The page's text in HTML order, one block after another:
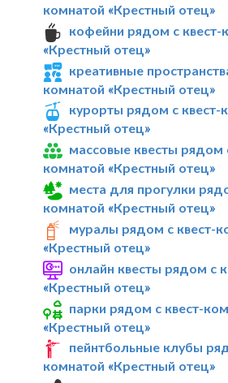
комнатой «Крестный отец»
кофейни рядом с квест-
«Крестный отец»
креативные
комнатой «Крестный отец»
курорты рядом с квест-
«Крестный отец»
массовые квесты рядом
комнатой «Крестный отец»
места для прогулки
комнатой «Крестный отец»
муралы рядом с квест-
«Крестный отец»
онлайн квесты рядом с
«Крестный отец»
парки рядом с квест-
«Крестный отец»
пейнтбольные клубы
комнатой «Крестный отец»